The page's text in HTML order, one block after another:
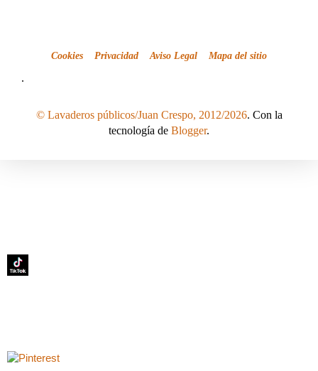
Cookies Privacidad Aviso Legal Mapa del sitio
.
© Lavaderos públicos/Juan Crespo, 2012/2026. Con la
tecnología de Blogger.